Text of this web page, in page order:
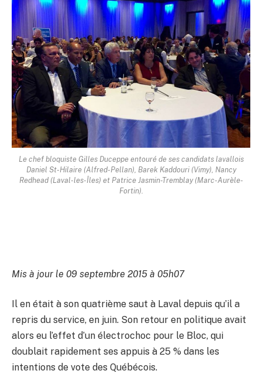
Le chef bloquiste Gilles Duceppe entouré de ses candidats lavallois
Daniel St-Hilaire (Alfred-Pellan), Barek Kaddouri (Vimy), Nancy
Redhead (Laval-les-Îles) et Patrice Jasmin-Tremblay (Marc-Aurèle-
Fortin).
Mis à jour le 09 septembre 2015 à 05h07
Il en était à son quatrième saut à Laval depuis qu’il a
repris du service, en juin. Son retour en politique avait
alors eu l’effet d’un électrochoc pour le Bloc, qui
doublait rapidement ses appuis à 25 % dans les
intentions de vote des Québécois.